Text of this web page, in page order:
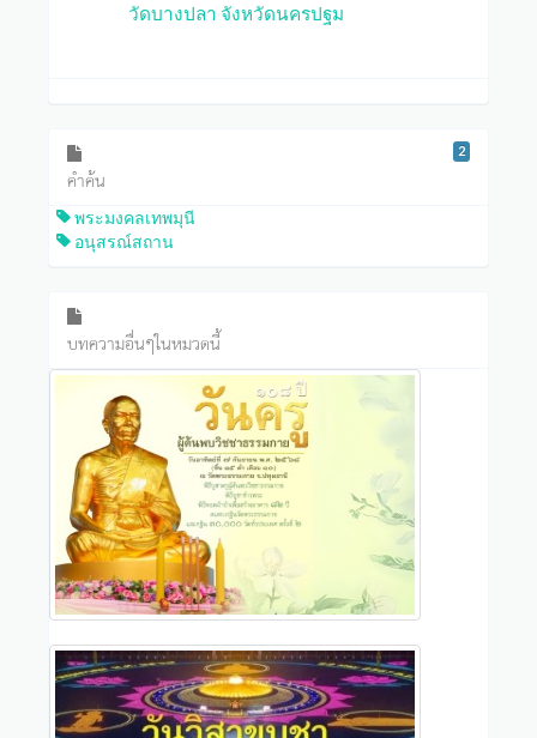
วัดบางปลา จังหวัดนครปฐม
คำค้น
2
พระมงคลเทพมุนี
อนุสรณ์สถาน
บทความอื่นๆในหมวดนี้